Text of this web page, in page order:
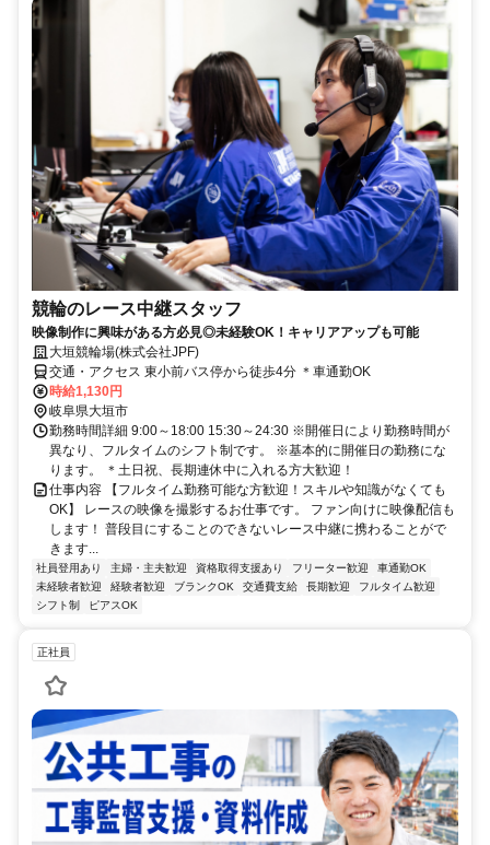
競輪のレース中継スタッフ
映像制作に興味がある方必見◎未経験OK！キャリアアップも可能
大垣競輪場(株式会社JPF)
交通・アクセス 東小前バス停から徒歩4分 ＊車通勤OK
時給1,130円
岐阜県大垣市
勤務時間詳細 9:00～18:00 15:30～24:30 ※開催日により勤務時間が
異なり、フルタイムのシフト制です。 ※基本的に開催日の勤務にな
ります。 ＊土日祝、長期連休中に入れる方大歓迎！
仕事内容 【フルタイム勤務可能な方歓迎！スキルや知識がなくても
OK】 レースの映像を撮影するお仕事です。 ファン向けに映像配信も
します！ 普段目にすることのできないレース中継に携わることがで
きます...
社員登用あり 主婦・主夫歓迎 資格取得支援あり フリーター歓迎
車通勤OK
未経験者歓迎
経験者歓迎 ブランクOK 交通費支給 長期歓迎
フルタイム歓迎
シフト制
ピアスOK
正社員